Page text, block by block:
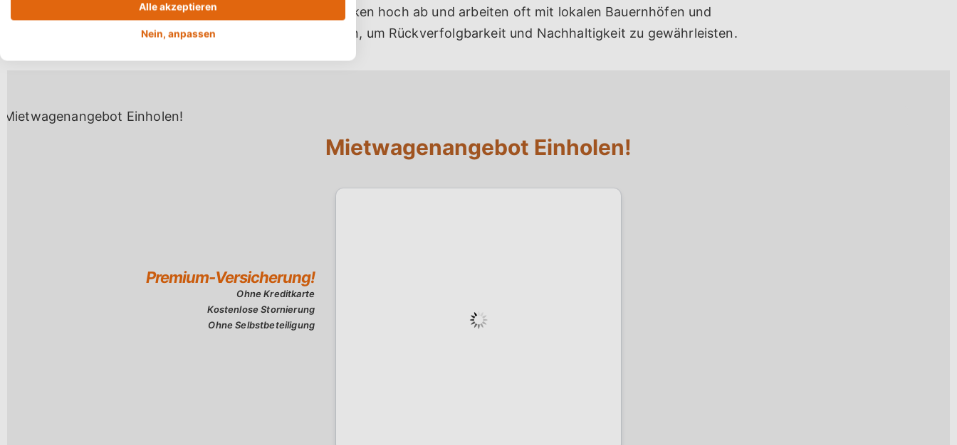
Qualitätskontrollmetriken hoch ab und arbeiten oft mit lokalen Bauernhöfen und
Fischereien zusammen, um Rückverfolgbarkeit und Nachhaltigkeit zu gewährleisten.
Mietwagenangebot Einholen!
Alle akzeptieren
Nein, anpassen